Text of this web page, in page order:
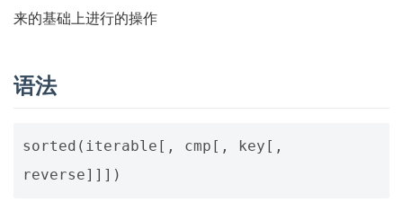
来的基础上进行的操作
语法
sorted ( iterable [, cmp [, key [,
reverse]]])